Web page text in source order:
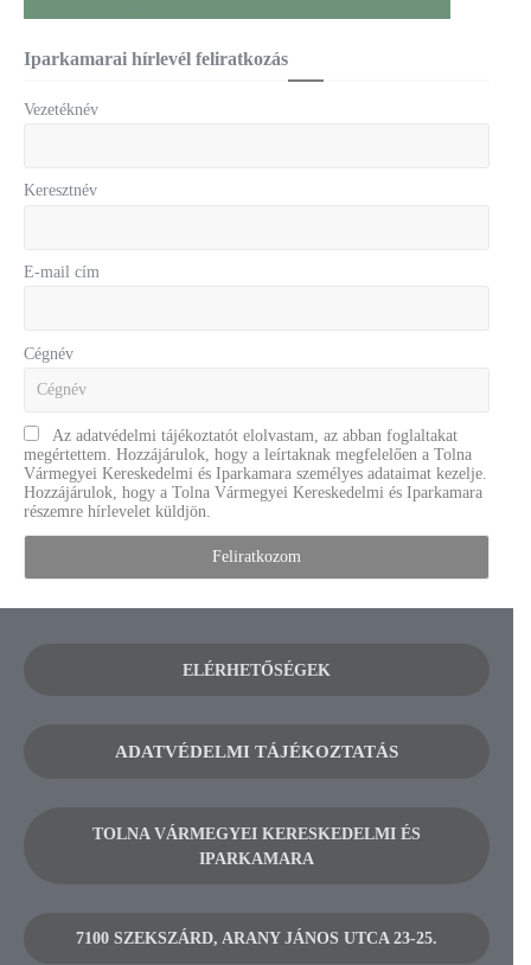
Iparkamarai hírlevél feliratkozás
Vezetéknév
Keresztnév
E-mail cím
Cégnév
Az adatvédelmi tájékoztatót elolvastam, az abban foglaltakat
megértettem. Hozzájárulok, hogy a leírtaknak megfelelően a Tolna
Vármegyei Kereskedelmi és Iparkamara személyes adataimat kezelje.
Hozzájárulok, hogy a Tolna Vármegyei Kereskedelmi és Iparkamara
részemre hírlevelet küldjön.
ELÉRHETŐSÉGEK
ADATVÉDELMI TÁJÉKOZTATÁS
TOLNA VÁRMEGYEI KERESKEDELMI ÉS
IPARKAMARA
7100 SZEKSZÁRD, ARANY JÁNOS UTCA 23-25.